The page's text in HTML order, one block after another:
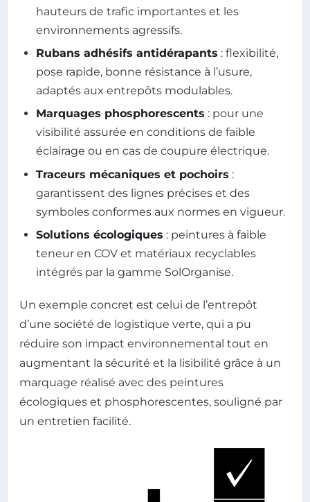
hauteurs de trafic importantes et les
environnements agressifs.
Rubans adhésifs antidérapants : flexibilité,
pose rapide, bonne résistance à l’usure,
adaptés aux entrepôts modulables.
Marquages phosphorescents : pour une
visibilité assurée en conditions de faible
éclairage ou en cas de coupure électrique.
Traceurs mécaniques et pochoirs :
garantissent des lignes précises et des
symboles conformes aux normes en vigueur.
Solutions écologiques : peintures à faible
teneur en COV et matériaux recyclables
intégrés par la gamme SolOrganise.
Un exemple concret est celui de l’entrepôt
d’une société de logistique verte, qui a pu
réduire son impact environnemental tout en
augmentant la sécurité et la lisibilité grâce à un
marquage réalisé avec des peintures
écologiques et phosphorescentes, souligné par
un entretien facilité.